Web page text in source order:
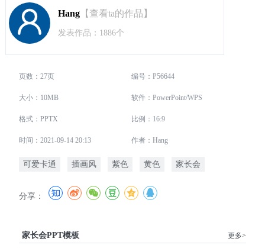
Hang【查看ta的作品】
发表作品：1886个
页数：27页 编号：P56644
大小：10MB 软件：PowerPoint/WPS
格式：PPTX 比例：16:9
时间：2021-09-14 20:13 作者：Hang
可爱卡通 插画风 紫色 黄色 家长会
分享：
家长会PPT模板 更多>